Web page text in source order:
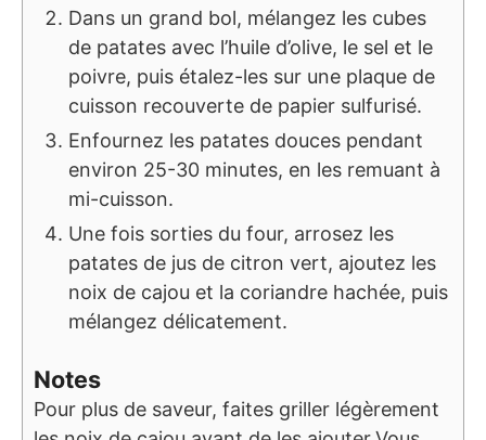
Dans un grand bol, mélangez les cubes
de patates avec l’huile d’olive, le sel et le
poivre, puis étalez-les sur une plaque de
cuisson recouverte de papier sulfurisé.
Enfournez les patates douces pendant
environ 25-30 minutes, en les remuant à
mi-cuisson.
Une fois sorties du four, arrosez les
patates de jus de citron vert, ajoutez les
noix de cajou et la coriandre hachée, puis
mélangez délicatement.
Notes
Pour plus de saveur, faites griller légèrement